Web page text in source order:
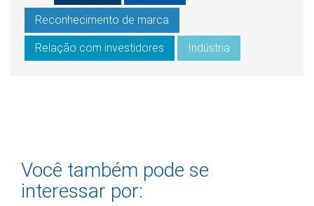
Reconhecimento de marca
Relação com investidores Indústria
Você também pode se
interessar por: